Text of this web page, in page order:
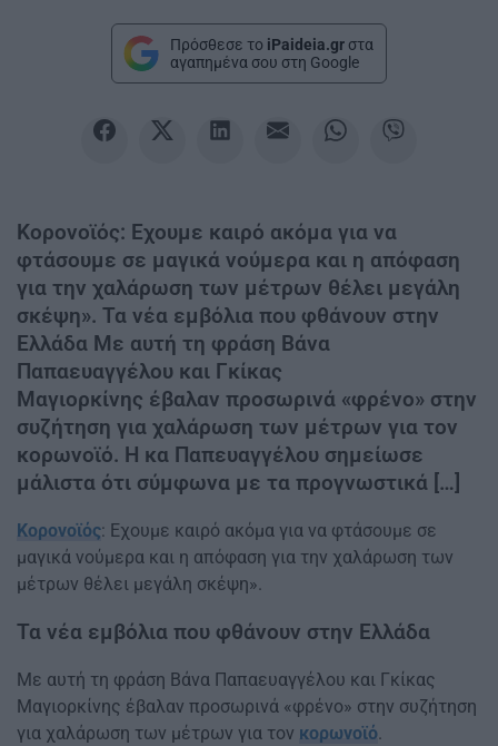
Πρόσθεσε το iPaideia.gr στα
αγαπημένα σου στη Google
Κορονοϊός: Εχουμε καιρό ακόμα για να
φτάσουμε σε μαγικά νούμερα και η απόφαση
για την χαλάρωση των μέτρων θέλει μεγάλη
σκέψη». Τα νέα εμβόλια που φθάνουν στην
Ελλάδα Με αυτή τη φράση Βάνα
Παπαευαγγέλου και Γκίκας
Μαγιορκίνης έβαλαν προσωρινά «φρένο» στην
συζήτηση για χαλάρωση των μέτρων για τον
κορωνοϊό. Η κα Παπευαγγέλου σημείωσε
μάλιστα ότι σύμφωνα με τα προγνωστικά […]
Κορονοϊός: Εχουμε καιρό ακόμα για να φτάσουμε σε
μαγικά νούμερα και η απόφαση για την χαλάρωση των
μέτρων θέλει μεγάλη σκέψη».
Τα νέα εμβόλια που φθάνουν στην Ελλάδα
Με αυτή τη φράση Βάνα Παπαευαγγέλου και Γκίκας
Μαγιορκίνης έβαλαν προσωρινά «φρένο» στην συζήτηση
για χαλάρωση των μέτρων για τον κορωνοϊό.